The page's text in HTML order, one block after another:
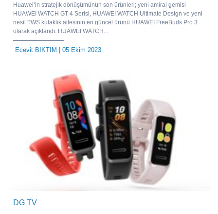
Huawei’in stratejik dönüşümünün son ürünleri; yeni amiral gemisi
HUAWEI WATCH GT 4 Serisi, HUAWEI WATCH Ultimate Design ve yeni
nesil TWS kulaklık ailesinin en güncel ürünü HUAWEI FreeBuds Pro 3
olarak açıklandı. HUAWEI WATCH...
Ecevit BIKTIM | 05 Ekim 2023
DG TV